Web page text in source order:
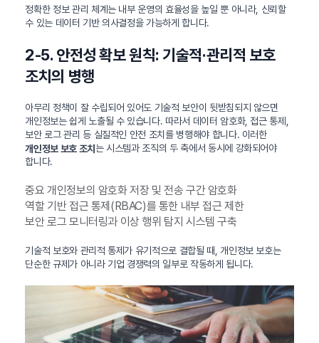
정확한 정보 관리 체계는 내부 운영의 효율성을 높일 뿐 아니라, 신뢰할
수 있는 데이터 기반 의사결정을 가능하게 합니다.
2-5. 안전성 확보 원칙: 기술적·관리적 보호
조치의 병행
아무리 정책이 잘 수립되어 있어도 기술적 보안이 뒷받침되지 않으면
개인정보는 쉽게 노출될 수 있습니다. 따라서 데이터 암호화, 접근 통제,
보안 로그 관리 등 실질적인 안전 조치를 병행해야 합니다. 이러한
개인정보 보호 조치는 시스템과 조직의 두 축에서 동시에 강화되어야
합니다.
중요 개인정보의 암호화 저장 및 전송 구간 암호화
역할 기반 접근 통제(RBAC)를 통한 내부 접근 제한
보안 로그 모니터링과 이상 행위 탐지 시스템 구축
기술적 보호와 관리적 통제가 유기적으로 결합될 때, 개인정보 보호는
단순한 규제가 아니라 기업 경쟁력의 일부로 작동하게 됩니다.